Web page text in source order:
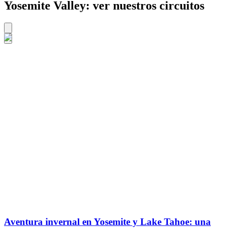
Yosemite Valley: ver nuestros circuitos
Aventura invernal en Yosemite y Lake Tahoe: una